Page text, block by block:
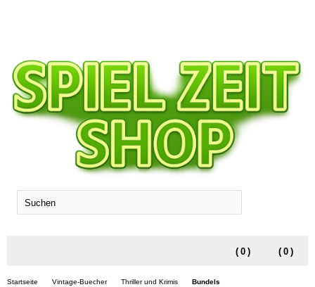
( 0 )
( 0 )
Startseite Vintage-Buecher Thriller und Krimis Bundels